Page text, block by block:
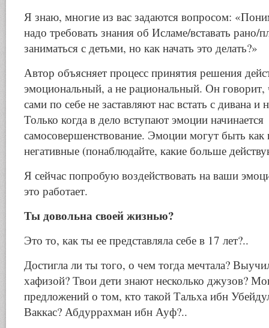
Я знаю, многие из вас задаются вопросом:
надо требовать знания об Исламе/вставать рано/
заниматься с детьми, но как начать это делать?»
Автор объясняет процесс принятия решения
эмоциональный, а не рациональный. Он говорит,
сами по себе не заставляют нас встать с дивана и
Только когда в дело вступают эмоции начинается
самосовершенствование. Эмоции могут быть как
негативные (понаблюдайте, какие больше
Я сейчас попробую воздействовать на ваши
это работает.
Ты довольна своей жизнью?
Это то, как ты ее представляла себе в 17 лет?..
Достигла ли ты того, о чем тогда мечтала?
хафизой? Твои дети знают несколько джузов?
предложений о том, кто такой Тальха ибн
Ваккас? Абдуррахман ибн Ауф?..